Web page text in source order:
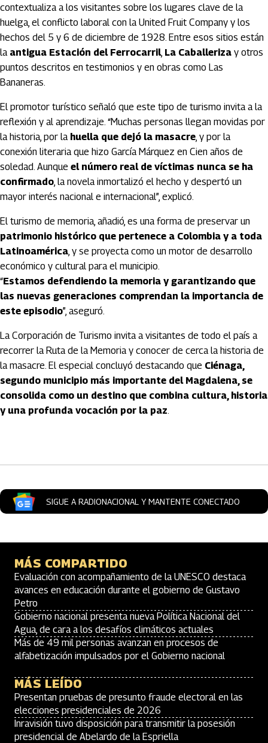
contextualiza a los visitantes sobre los lugares clave de la
huelga, el conflicto laboral con la United Fruit Company y los
hechos del 5 y 6 de diciembre de 1928. Entre esos sitios están
la antigua Estación del Ferrocarril, La Caballeriza y otros
puntos descritos en testimonios y en obras como Las
Bananeras.
El promotor turístico señaló que este tipo de turismo invita a la
reflexión y al aprendizaje. “Muchas personas llegan movidas por
la historia, por la huella que dejó la masacre, y por la
conexión literaria que hizo García Márquez en Cien años de
soledad. Aunque el número real de víctimas nunca se ha
confirmado, la novela inmortalizó el hecho y despertó un
mayor interés nacional e internacional”, explicó.
El turismo de memoria, añadió, es una forma de preservar un
patrimonio histórico que pertenece a Colombia y a toda
Latinoamérica, y se proyecta como un motor de desarrollo
económico y cultural para el municipio.
“Estamos defendiendo la memoria y garantizando que
las nuevas generaciones comprendan la importancia de
este episodio”, aseguró.
La Corporación de Turismo invita a visitantes de todo el país a
recorrer la Ruta de la Memoria y conocer de cerca la historia de
la masacre. El especial concluyó destacando que Ciénaga,
segundo municipio más importante del Magdalena, se
consolida como un destino que combina cultura, historia
y una profunda vocación por la paz.
SIGUE A RADIONACIONAL Y MANTENTE CONECTADO
MÁS COMPARTIDO
Evaluación con acompañamiento de la UNESCO destaca
avances en educación durante el gobierno de Gustavo
Petro
Gobierno nacional presenta nueva Política Nacional del
Agua, de cara a los desafíos climáticos actuales
Más de 49 mil personas avanzan en procesos de
alfabetización impulsados por el Gobierno nacional
MÁS LEÍDO
Presentan pruebas de presunto fraude electoral en las
elecciones presidenciales de 2026
Inravisión tuvo disposición para transmitir la posesión
presidencial de Abelardo de la Espriella